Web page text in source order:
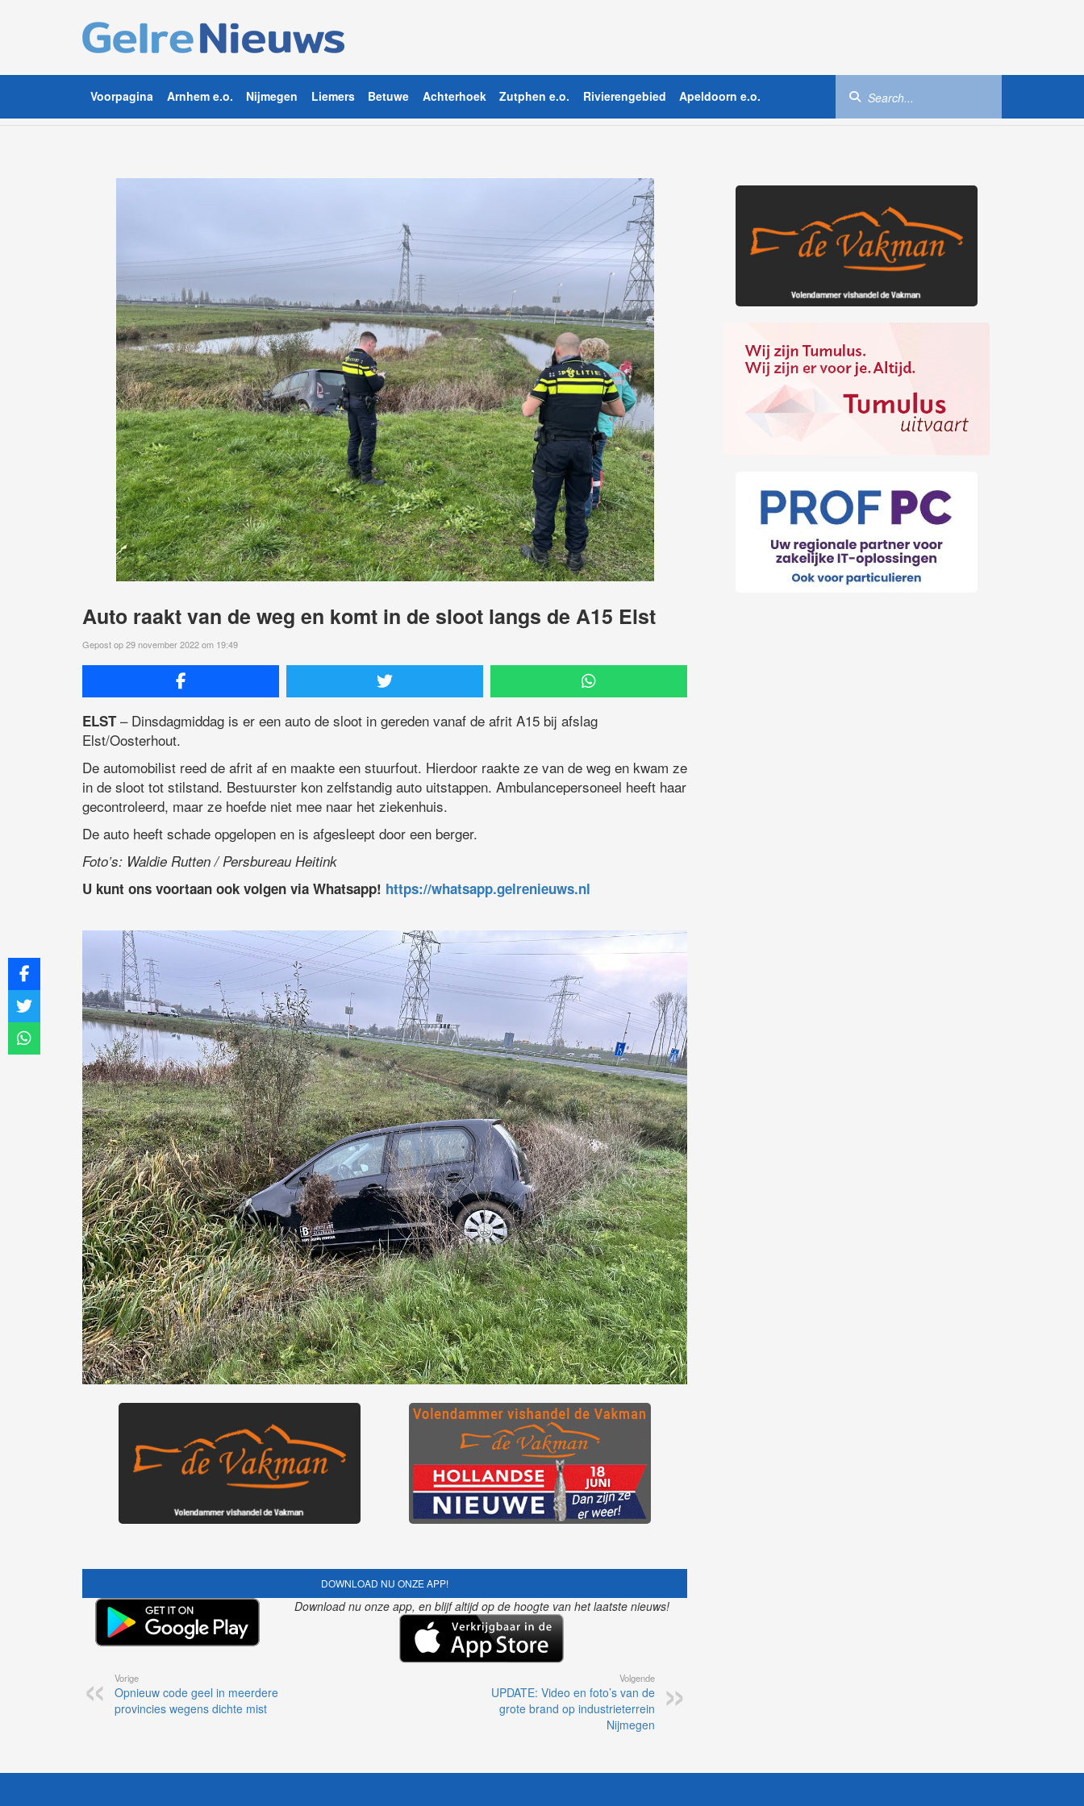
Voorpagina Arnhem e.o. Nijmegen Liemers Betuwe Achterhoek Zutphen e.o. Rivierengebied Apeldoorn e.o.
Auto raakt van de weg en komt in de sloot langs de A15 Elst
Gepost op 29 november 2022 om 19:49
ELST– Dinsdagmiddag is er een auto de sloot in gereden vanaf de afrit A15 bij afslag
Elst/Oosterhout.
De automobilist reed de afrit af en maakte een stuurfout. Hierdoor raakte ze van de weg en kwam ze
in de sloot tot stilstand. Bestuurster kon zelfstandig auto uitstappen. Ambulancepersoneel heeft haar
gecontroleerd, maar ze hoefde niet mee naar het ziekenhuis.
De auto heeft schade opgelopen en is afgesleept door een berger.
Foto’s: Waldie Rutten / Persbureau Heitink
U kunt ons voortaan ook volgen via Whatsapp! https://whatsapp.gelrenieuws.nl
DOWNLOAD NU ONZE APP!
Download nu onze app, en blijf altijd op de hoogte van het laatste nieuws!
Vorige
Opnieuw code geel in meerdere
provincies wegens dichte mist
Volgende
UPDATE: Video en foto’s van de
grote brand op industrieterrein
Nijmegen